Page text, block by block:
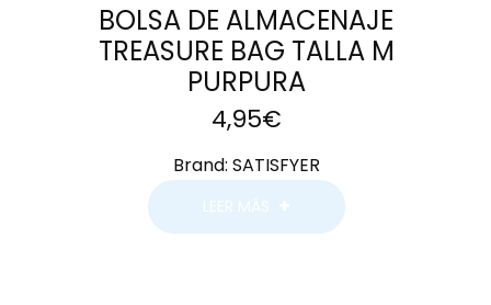
BOLSA DE ALMACENAJE
TREASURE BAG TALLA M
PURPURA
4,95€
Brand: SATISFYER
LEER MÁS